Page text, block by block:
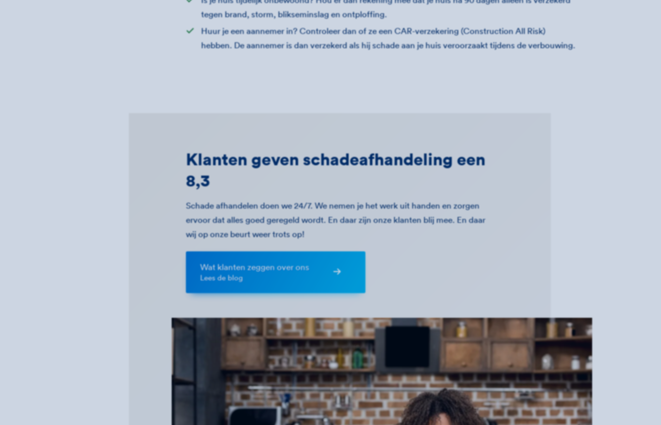
tegen brand, storm, blikseminslag en ontploffing.
Huur je een aannemer in? Controleer dan of ze een CAR-verzekering (Construction All Risk)
hebben. De aannemer is dan verzekerd als hij schade aan je huis veroorzaakt tijdens de verbouwing.
Klanten geven schadeafhandeling een
8,3
Schade afhandelen doen we 24/7. We nemen je het werk uit handen en zorgen
ervoor dat alles goed geregeld wordt. En daar zijn onze klanten blij mee. En daar
wij op onze beurt weer trots op!
Wat klanten zeggen over ons
Lees de blog